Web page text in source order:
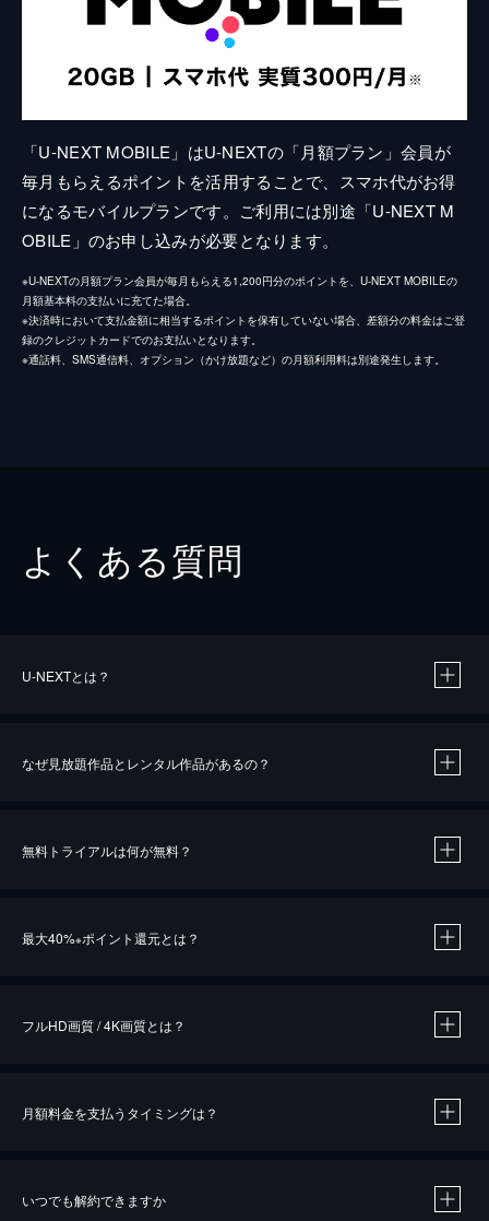
「U-NEXT MOBILE」はU-NEXTの「月額プラン」会員が
毎月もらえるポイントを活用することで、スマホ代がお得
になるモバイルプランです。ご利用には別途「U-NEXT M
OBILE」のお申し込みが必要となります。
※U-NEXTの月額プラン会員が毎月もらえる1,200円分のポイントを、U-NEXT MOBILEの
月額基本料の支払いに充てた場合。
※決済時において支払金額に相当するポイントを保有していない場合、差額分の料金はご登
録のクレジットカードでのお支払いとなります。
※通話料、SMS通信料、オプション（かけ放題など）の月額利用料は別途発生します。
よくある質問
U-NEXTとは？
なぜ見放題作品とレンタル作品があるの？
無料トライアルは何が無料？
最大40%※ポイント還元とは？
※40％ポイント還元の対象は、クレジットカード決済による作品の購入 / レンタルです。
フルHD画質 / 4K画質とは？
月額料金を支払うタイミングは？
いつでも解約できますか